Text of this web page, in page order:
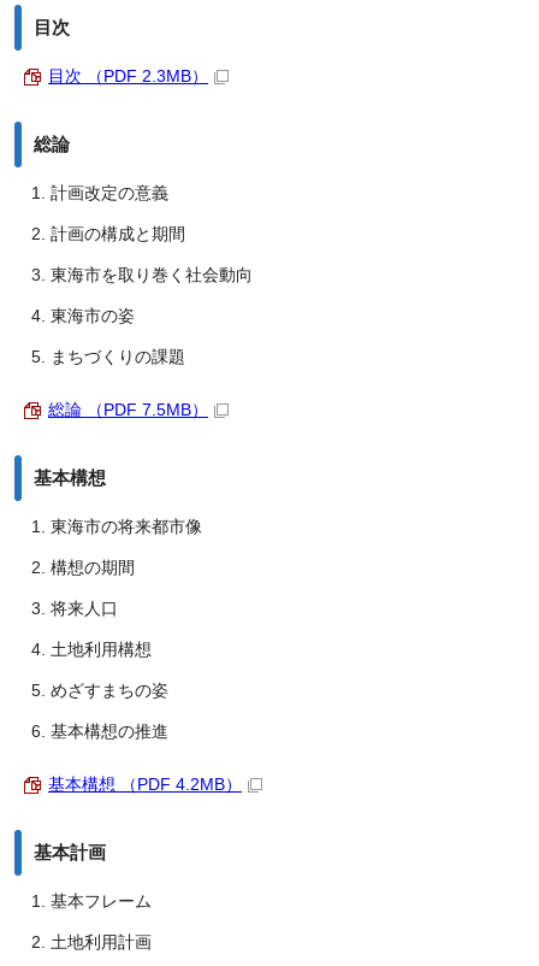
目次
目次 （PDF 2.3MB）
総論
計画改定の意義
計画の構成と期間
東海市を取り巻く社会動向
東海市の姿
まちづくりの課題
総論 （PDF 7.5MB）
基本構想
東海市の将来都市像
構想の期間
将来人口
土地利用構想
めざすまちの姿
基本構想の推進
基本構想 （PDF 4.2MB）
基本計画
基本フレーム
土地利用計画